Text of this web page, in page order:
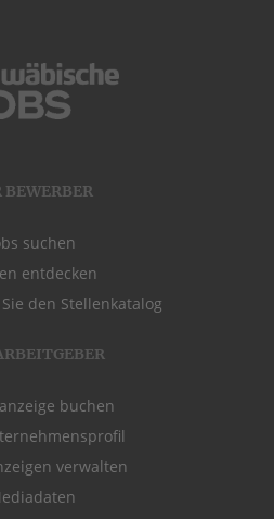
BEWERBER
suchen
entdecken
den Stellenkatalog
buchen
verwalten